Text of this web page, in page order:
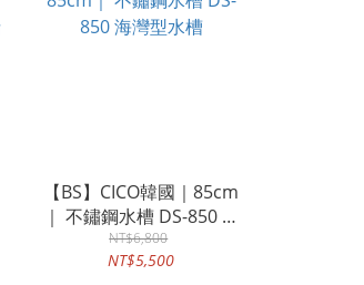
【BS】CICO韓國｜85cm
｜ 不鏽鋼水槽 DS-850 海
灣型水槽
NT$6,800
NT$5,500